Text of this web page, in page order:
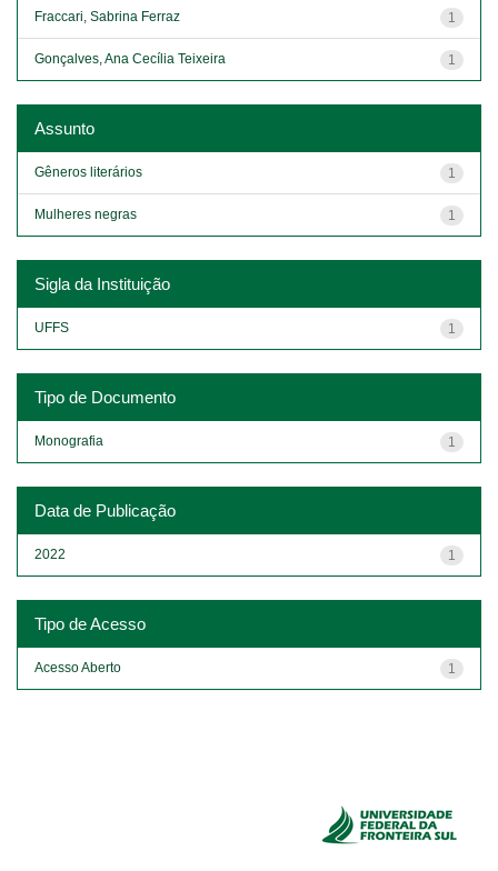
1
Fraccari, Sabrina Ferraz
1
Gonçalves, Ana Cecília Teixeira
Assunto
1
Gêneros literários
1
Mulheres negras
Sigla da Instituição
1
UFFS
Tipo de Documento
1
Monografia
Data de Publicação
1
2022
Tipo de Acesso
1
Acesso Aberto